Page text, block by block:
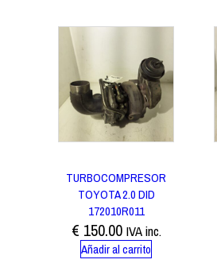
TURBOCOMPRESOR
TOYOTA 2.0 DID
172010R011
€ 150.00 IVA inc.
Añadir al carrito